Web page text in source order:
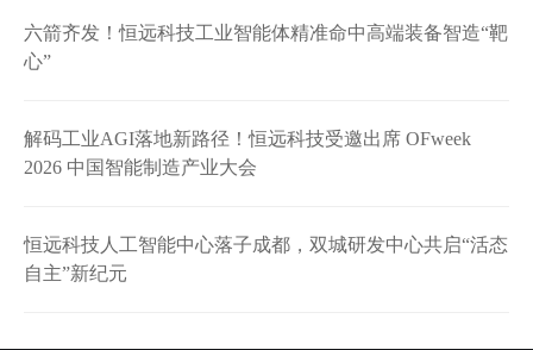
六箭齐发！恒远科技工业智能体精准命中高端装备智造“靶
心”
解码工业AGI落地新路径！恒远科技受邀出席 OFweek
2026 中国智能制造产业大会
恒远科技人工智能中心落子成都，双城研发中心共启“活态
自主”新纪元